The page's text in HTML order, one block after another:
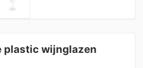
plastic wijnglazen